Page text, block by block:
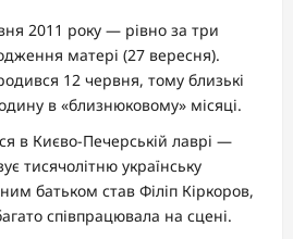
2011 року — рівно за три
матері (27 вересня).
12 червня, тому близькі
в «близнюковому» місяці.
в Києво-Печерській лаврі —
тисячолітню українську
батьком став Філіп Кіркоров,
співпрацювала на сцені.